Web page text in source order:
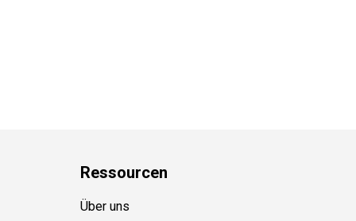
Ressourcen
Über uns